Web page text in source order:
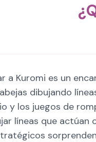
a Kuromi es un
dibujando
y los juegos de
líneas que actúan